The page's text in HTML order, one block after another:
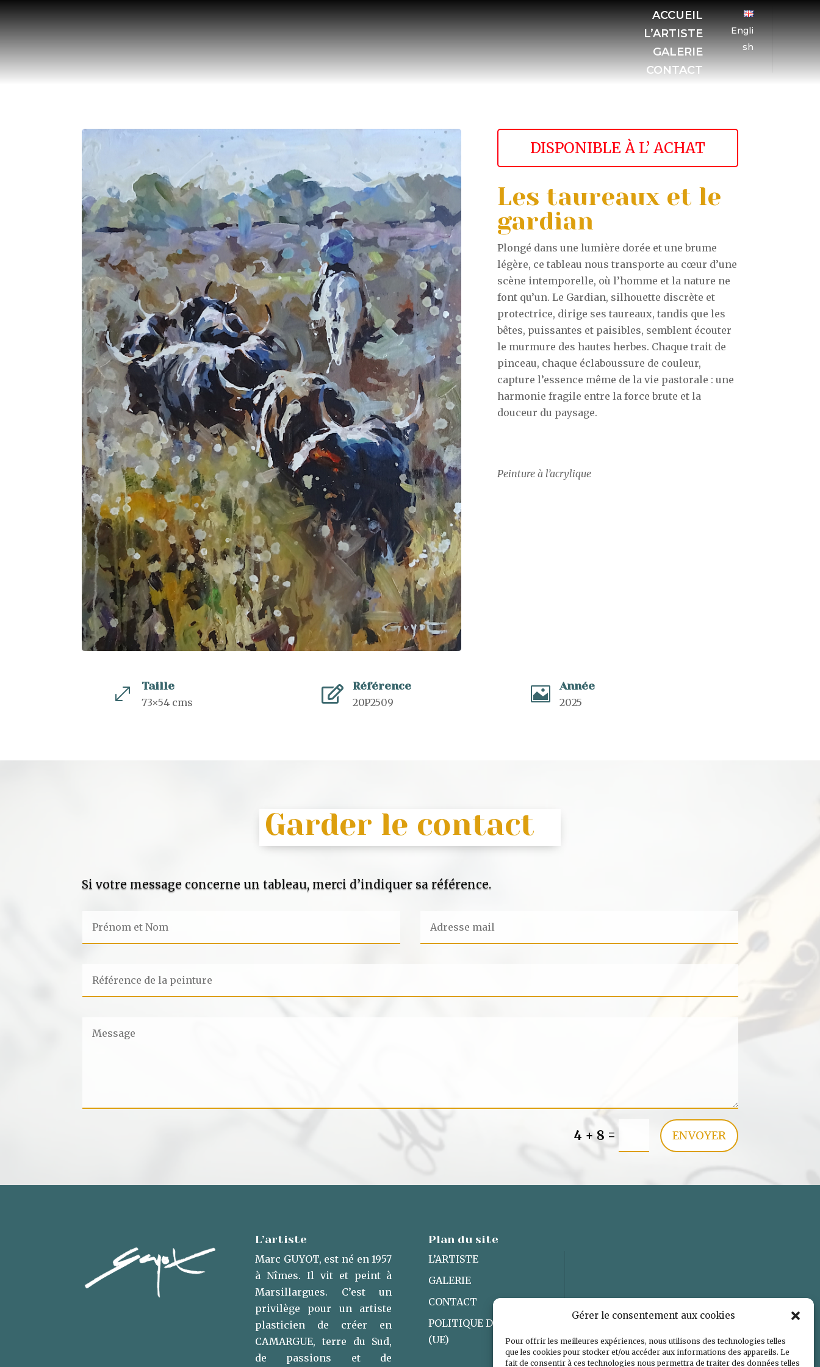
Gérer le consentement aux cookies
Pour offrir les meilleures expériences, nous utilisons des technologies telles
que les cookies pour stocker et/ou accéder aux informations des appareils. Le
fait de consentir à ces technologies nous permettra de traiter des données telles
ACCUEIL
L’ARTISTE
GALERIE
CONTACT
Engli
sh
DISPONIBLE À L’ ACHAT
Les taureaux et le
gardian
Plongé dans une lumière dorée et une brume
légère, ce tableau nous transporte au cœur d’une
scène intemporelle, où l’homme et la nature ne
font qu’un. Le Gardian, silhouette discrète et
protectrice, dirige ses taureaux, tandis que les
bêtes, puissantes et paisibles, semblent écouter
le murmure des hautes herbes. Chaque trait de
pinceau, chaque éclaboussure de couleur,
capture l’essence même de la vie pastorale : une
harmonie fragile entre la force brute et la
douceur du paysage.
Peinture à l’acrylique
.
Taille
73×54 cms

Référence
20P2509

Année
2025
Garder le contact
Si votre message concerne un tableau, merci d’indiquer sa référence.
4 + 8 = ENVOYER
L’artiste
Marc GUYOT, est né en 1957
à Nîmes. Il vit et peint à
Marsillargues. ​C’est un
privilège pour un artiste
plasticien de créer en
CAMARGUE, terre du Sud,
de passions et de
Plan du site
L’ARTISTE
GALERIE
CONTACT
POLITIQUE DE COOKIES
(UE)